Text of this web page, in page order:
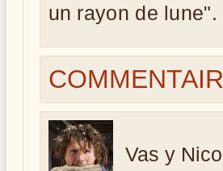
un rayon de lune".
Vas y